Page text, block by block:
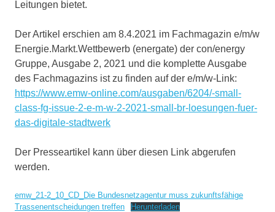
Leitungen bietet.
Der Artikel erschien am 8.4.2021 im Fachmagazin e/m/w
Energie.Markt.Wettbewerb (energate) der con/energy
Gruppe, Ausgabe 2, 2021 und die komplette Ausgabe
des Fachmagazins ist zu finden auf der e/m/w-Link:
https://www.emw-online.com/ausgaben/6204/-small-
class-fg-issue-2-e-m-w-2-2021-small-br-loesungen-fuer-
das-digitale-stadtwerk
Der Presseartikel kann über diesen Link abgerufen
werden.
emw_21-2_10_CD_Die Bundesnetzagentur muss zukunftsfähige
Trassenentscheidungen treffen
Herunterladen